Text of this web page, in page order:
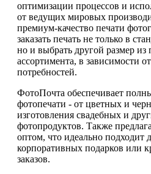
оптимизации процессов и
от ведущих мировых
премиум-качество печати
заказать печать не только в
но и выбрать другой размер из
ассортимента, в зависимости
потребностей.
ФотоПочта обеспечивает
фотопечати - от цветных и
изготовления свадебных и
фотопродуктов. Также
оптом, что идеально подходит
корпоративных подарков или
заказов.